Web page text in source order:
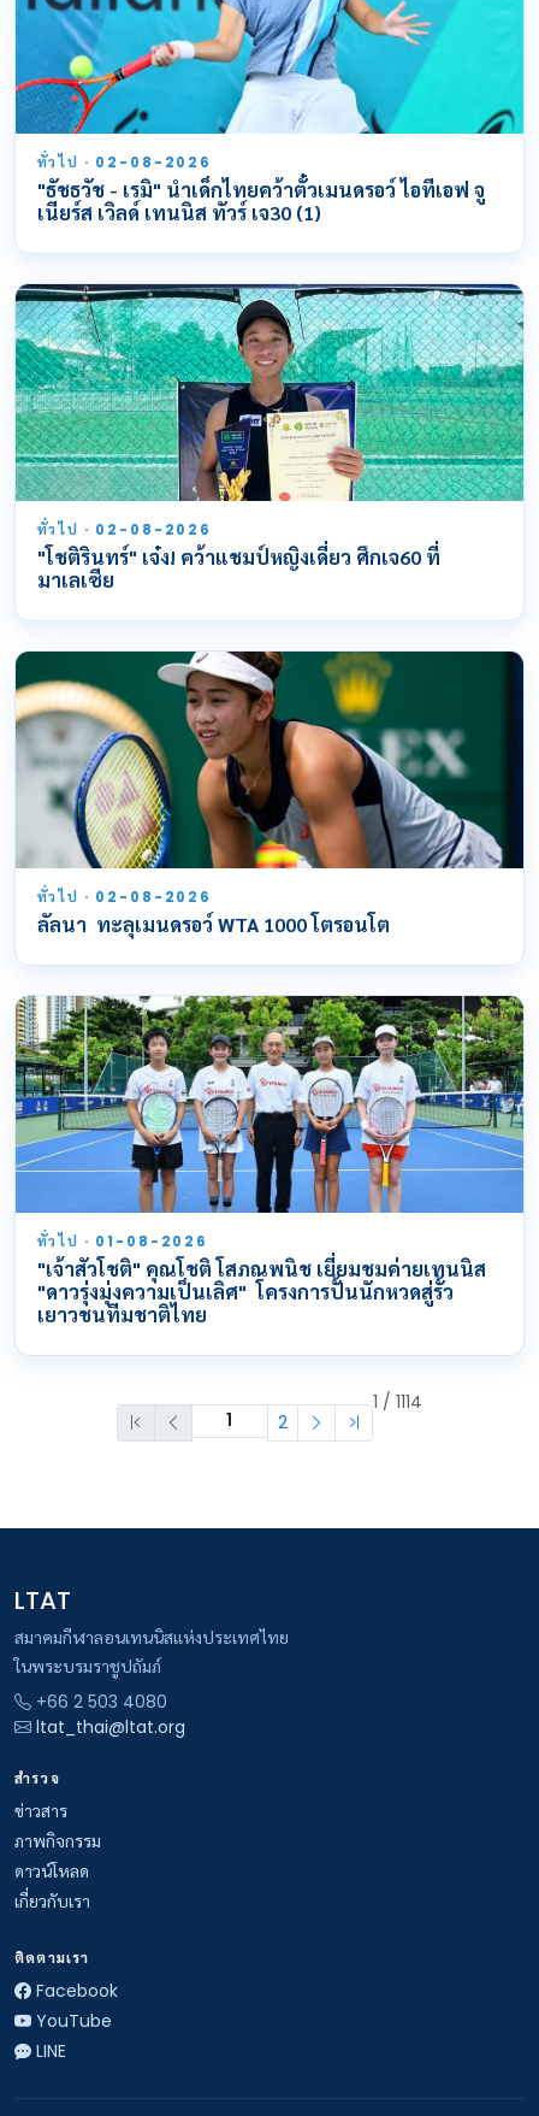
ทั่วไป · 02-08-2026
"ธัชธวัช - เรมิ" นำเด็กไทยคว้าตั๋วเมนดรอว์ ไอทีเอฟ จู
เนียร์ส เวิลด์ เทนนิส ทัวร์ เจ30 (1)
ทั่วไป · 02-08-2026
"โชติรินทร์" เจ๋ง! คว้าแชมป์หญิงเดี่ยว ศึกเจ60 ที่
มาเลเซีย
ทั่วไป · 02-08-2026
ลัลนา ทะลุเมนดรอว์ WTA 1000 โตรอนโต
ทั่วไป · 01-08-2026
"เจ้าสัวโชติ" คุณโชติ โสภณพนิช เยี่ยมชมค่ายเทนนิส
"ดาวรุ่งมุ่งความเป็นเลิศ" โครงการปั้นนักหวดสู่รั้ว
เยาวชนทีมชาติไทย
2
1 / 1114
LTAT
สมาคมกีฬาลอนเทนนิสแห่งประเทศไทย
ในพระบรมราชูปถัมภ์
+66 2 503 4080
ltat_thai@ltat.org
สำรวจ
ข่าวสาร
ภาพกิจกรรม
ดาวน์โหลด
เกี่ยวกับเรา
ติดตามเรา
Facebook
YouTube
LINE